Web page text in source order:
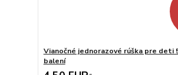
Vianočné jednorazové rúška pre deti
balení